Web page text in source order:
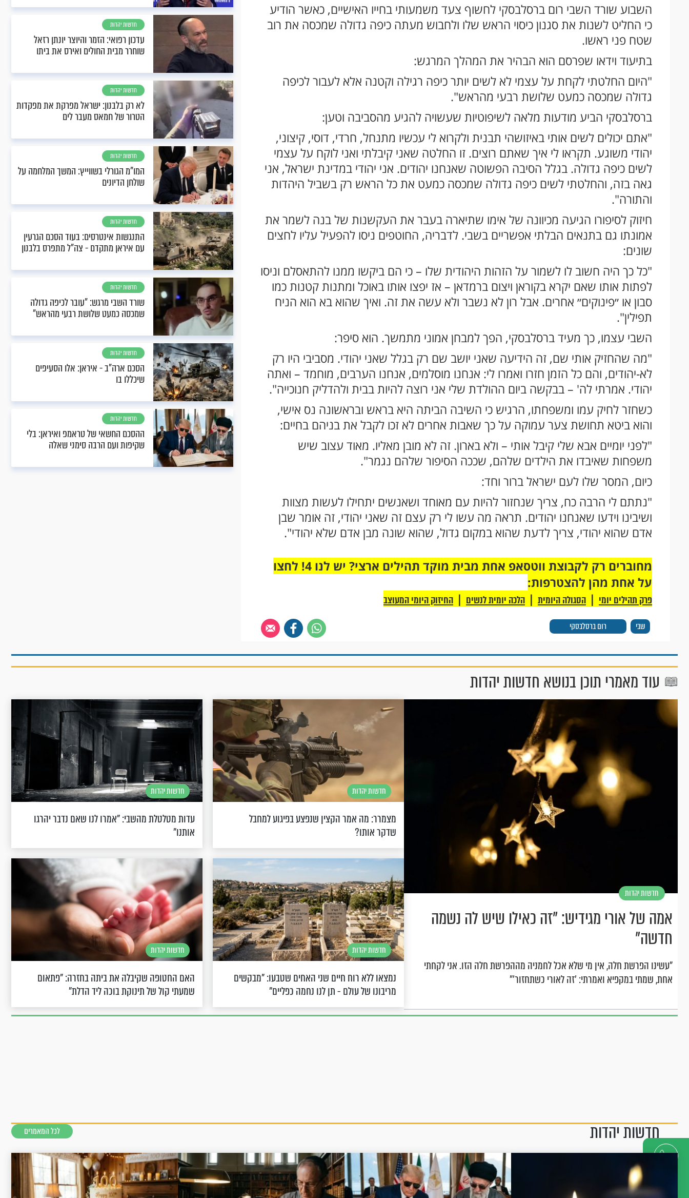
איתנו
השבוע שורד השבי רום ברסלבסקי לחשוף צעד משמעותי בחייו האישיים, כאשר הודיע
כי החליט לשנות את סגנון כיסוי הראש שלו ולחבוש מעתה כיפה גדולה שמכסה את רוב
שטח פני ראשו.
בתיעוד וידאו שפרסם הוא הבהיר את המהלך המרגש:
"היום החלטתי לקחת על עצמי לא לשים יותר כיפה רגילה וקטנה אלא לעבור לכיפה
גדולה שמכסה כמעט שלושת רבעי מהראש".
ברסלבסקי הביע מודעות מלאה לשיפוטיות שעשויה להגיע מהסביבה וטען:
"אתם יכולים לשים אותי באיזושהי תבנית ולקרוא לי עכשיו מתנחל, חרדי, דוסי, קיצוני,
יהודי משוגע. תקראו לי איך שאתם רוצים. זו החלטה שאני קיבלתי ואני לוקח על עצמי
לשים כיפה גדולה. בגלל הסיבה הפשוטה שאנחנו יהודים. אני יהודי במדינת ישראל, אני
גאה בזה, והחלטתי לשים כיפה גדולה שמכסה כמעט את כל הראש רק בשביל היהדות
והתורה".
חיזוק לסיפורו הגיעה מכיוונה של אימו שתיארה בעבר את העקשנות של בנה לשמר את
אמונתו גם בתנאים הבלתי אפשריים בשבי. לדבריה, החוטפים ניסו להפעיל עליו לחצים
שונים:
"כל כך היה חשוב לו לשמור על הזהות היהודית שלו – כי הם ביקשו ממנו להתאסלם וניסו
לפתות אותו שאם יקרא בקוראן ויצום ברמדאן – אז יפצו אותו באוכל ומתנות קטנות כמו
סבון או ״פינוקים״ אחרים. אבל רון לא נשבר ולא עשה את זה. ואיך שהוא בא הוא הניח
תפילין".
השבי עצמו, כך מעיד ברסלבסקי, הפך למבחן אמוני מתמשך. הוא סיפר:
"מה שהחזיק אותי שם, זה הידיעה שאני יושב שם רק בגלל שאני יהודי. מסביבי היו רק
לא-יהודים, והם כל הזמן חזרו ואמרו לי: אנחנו מוסלמים, אנחנו הערבים, מוחמד – ואתה
יהודי. אמרתי לה' – בבקשה ביום ההולדת שלי אני רוצה להיות בבית ולהדליק חנוכייה".
כשחזר לחיק עמו ומשפחתו, הרגיש כי השיבה הביתה היא בראש ובראשונה נס אישי,
והוא ביטא תחושת צער עמוקה על כך שאבות אחרים לא זכו לקבל את בניהם בחיים:
"לפני יומיים אבא שלי קיבל אותי – ולא בארון. זה לא מובן מאליו. מאוד עצוב שיש
משפחות שאיבדו את הילדים שלהם, שככה הסיפור שלהם נגמר".
כיום, המסר שלו לעם ישראל ברור וחד:
"נתתם לי הרבה כח, צריך שנחזור להיות עם מאוחד ושאנשים יתחילו לעשות מצוות
ושיבינו וידעו שאנחנו יהודים. תראה מה עשו לי רק עצם זה שאני יהודי, זה אומר שבן
אדם שהוא יהודי, צריך לדעת שהוא במקום גדול, שהוא שונה מבן אדם שלא יהודי".
שבי רום ברסלבסקי
מחוברים רק לקבוצת ווטסאפ אחת מבית מוקד תהילים ארצי? יש לנו 4! לחצו
על אחת מהן להצטרפות:
פרק תהילים יומי | הסגולה היומית | הלכה יומית לנשים | החיזוק היומי המעוצב
חדשות יהדות
עדכון רפואי: הזמר והיוצר יונתן רזאל
שוחרר מבית החולים ואירס את ביתו
חדשות יהדות
לא רק בלבנון: ישראל מפרקת את מפקדות
הטרור של חמאס מעבר לים
חדשות יהדות
המו"מ הגורלי בשווייץ: המשך המלחמה על
שולחן הדיונים
חדשות יהדות
התנגשות אינטרסים: בעוד הסכם הגרעין
עם איראן מתקדם - צה"ל מתפרס בלבנון
חדשות יהדות
שורד השבי מרגש: "עובר לכיפה גדולה
שמכסה כמעט שלושת רבעי מהראש"
חדשות יהדות
הסכם ארה"ב - איראן: אלו הסעיפים
שיכללו בו
חדשות יהדות
ההסכם החשאי של טראמפ ואיראן: בלי
שקיפות ועם הרבה סימני שאלה
עוד מאמרי תוכן בנושא חדשות יהדות
חדשות יהדות
אמה של אורי מגידיש: "זה כאילו שיש לה נשמה
חדשה"
"עשינו הפרשת חלה, אין מי שלא אכל לחמניה מההפרשת חלה הזו. אני לקחתי
אחת, שמתי במקפיא ואמרתי: 'זה לאורי כשתחזור'"
חדשות יהדות
מצמרר: מה אמר הקצין שנפצע בפיגוע למחבל
שדקר אותו?
חדשות יהדות
עדות מטלטלת מהשבי: "אמרו לנו שאם נדבר יהרגו
אותנו"
חדשות יהדות
נמצאו ללא רוח חיים שני האחים שטבעו: "מבקשים
מריבונו של עולם - תן לנו נחמה כפליים"
חדשות יהדות
האם החטופה שקיבלה את ביתה בחזרה: "פתאום
שמעתי קול של תינוקת בוכה ליד הדלת"
חדשות יהדות לכל המאמרים